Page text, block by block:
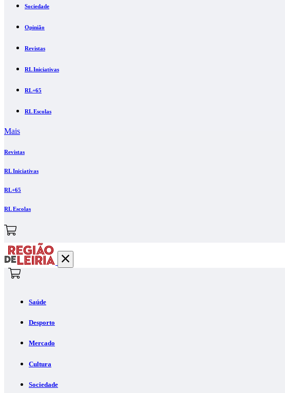
Sociedade
Opinião
Revistas
RL Iniciativas
RL+65
RL Escolas
Mais
Revistas
RL Iniciativas
RL+65
RL Escolas
Saúde
Desporto
Mercado
Cultura
Sociedade